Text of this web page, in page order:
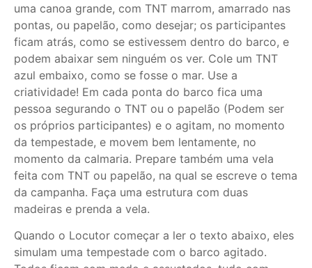
uma canoa grande, com TNT marrom, amarrado nas
pontas, ou papelão, como desejar; os participantes
ficam atrás, como se estivessem dentro do barco, e
podem abaixar sem ninguém os ver. Cole um TNT
azul embaixo, como se fosse o mar. Use a
criatividade! Em cada ponta do barco fica uma
pessoa segurando o TNT ou o papelão (Podem ser
os próprios participantes) e o agitam, no momento
da tempestade, e movem bem lentamente, no
momento da calmaria. Prepare também uma vela
feita com TNT ou papelão, na qual se escreve o tema
da campanha. Faça uma estrutura com duas
madeiras e prenda a vela.
Quando o Locutor começar a ler o texto abaixo, eles
simulam uma tempestade com o barco agitado.